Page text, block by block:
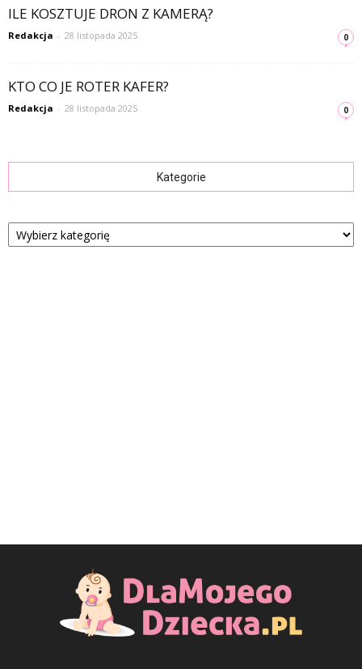
ILE KOSZTUJE DRON Z KAMERĄ?
Redakcja - 28 listopada 2025 0
KTO CO JE ROTER KAFER?
Redakcja - 28 listopada 2025 0
Kategorie
Kategorie